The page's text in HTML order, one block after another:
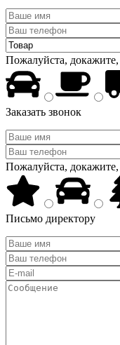
Пожалуйста,
Заказать звонок
Пожалуйста,
Письмо директору